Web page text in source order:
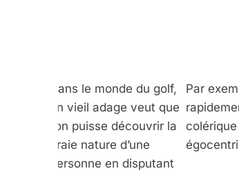
Dans le monde du golf,
un vieil adage veut que
l’on puisse découvrir la
vraie nature d’une
personne en disputant
Par